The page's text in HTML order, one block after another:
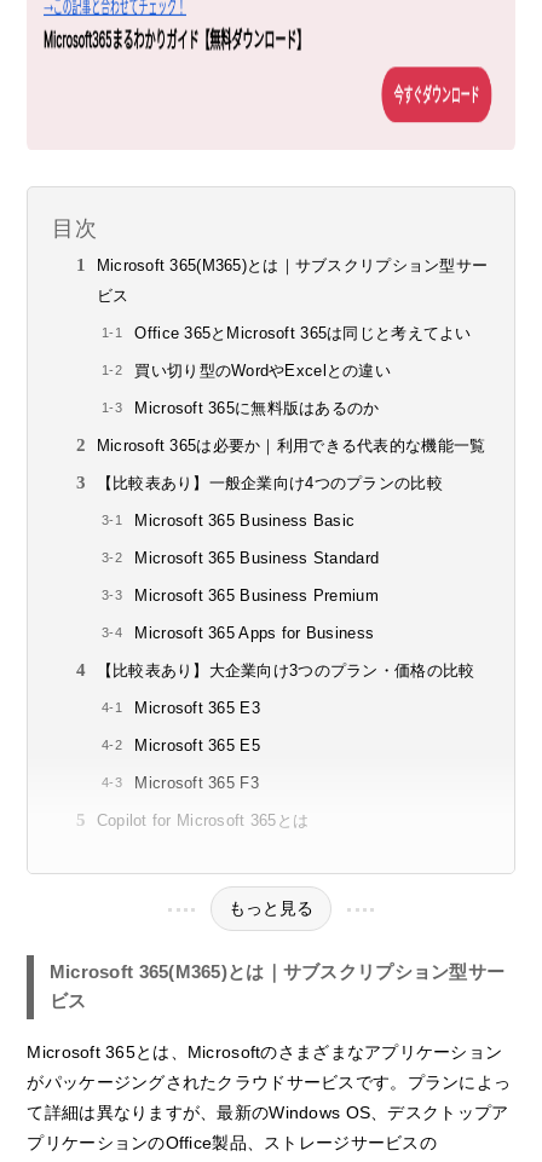
目次
Microsoft 365(M365)とは｜サブスクリプション型サー
ビス
Office 365とMicrosoft 365は同じと考えてよい
買い切り型のWordやExcelとの違い
Microsoft 365に無料版はあるのか
Microsoft 365は必要か｜利用できる代表的な機能一覧
【比較表あり】一般企業向け4つのプランの比較
Microsoft 365 Business Basic
Microsoft 365 Business Standard
Microsoft 365 Business Premium
Microsoft 365 Apps for Business
【比較表あり】大企業向け3つのプラン・価格の比較
Microsoft 365 E3
Microsoft 365 E5
Microsoft 365 F3
Copilot for Microsoft 365とは
もっと見る
Microsoft 365(M365)とは｜サブスクリプション型サー
ビス
Microsoft 365とは、Microsoftのさまざまなアプリケーション
がパッケージングされたクラウドサービスです。プランによっ
て詳細は異なりますが、最新のWindows OS、デスクトップア
プリケーションのOffice製品、ストレージサービスの